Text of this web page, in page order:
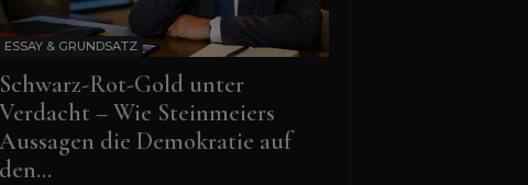
ESSAY & GRUNDSATZ
Schwarz-Rot-Gold unter
Verdacht – Wie Steinmeiers
Aussagen die Demokratie auf
den...